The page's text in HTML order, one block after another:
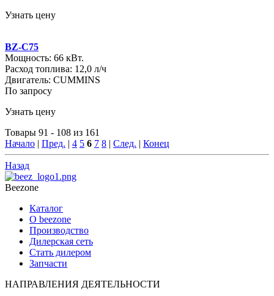
Узнать цену
BZ-C75
Мощность: 66 кВт.
Расход топлива: 12,0 л/ч
Двигатель: CUMMINS
По запросу
Узнать цену
Товары 91 - 108 из 161
Начало | Пред. | 4 5 6 7 8 | След. | Конец
Назад
Beezone
Каталог
О beezone
Производство
Дилерская сеть
Стать дилером
Запчасти
НАПРАВЛЕНИЯ ДЕЯТЕЛЬНОСТИ